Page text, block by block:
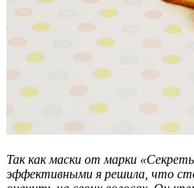
Так как маски от марки
эффективными я решила, что